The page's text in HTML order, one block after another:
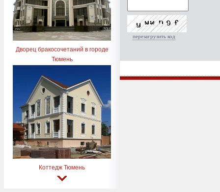
Дворец бракосочетаний в городе
Тюмень
Коттедж Тюмень
перезагрузить код